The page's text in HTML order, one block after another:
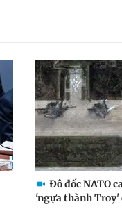
Đô đốc NATO
'ngựa thành Troy'